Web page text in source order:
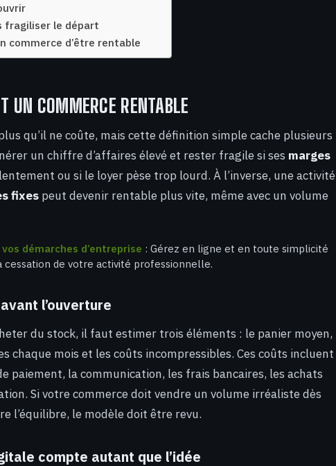
fragiliser le départ
commerce d’être rentable
UN COMMERCE RENTABLE
qu’il ne coûte, mais cette définition simple cache plusieurs
un chiffre d’affaires élevé et rester fragile si ses marges
ou si le loyer pèse trop lourd. À l’inverse, une activité
fixes peut devenir rentable plus vite, même avec un volume
démarches d’entreprise : Gérez en ligne et en toute simplicité
de votre activité professionnelle.
l’ouverture
du stock, il faut estimer trois éléments : le panier moyen,
chaque mois et les coûts incompressibles. Ces coûts incluent
paiement, la communication, les frais bancaires, les achats
Si votre commerce doit vendre un volume irréaliste dès
l’équilibre, le modèle doit être revu.
compte autant que l’idée